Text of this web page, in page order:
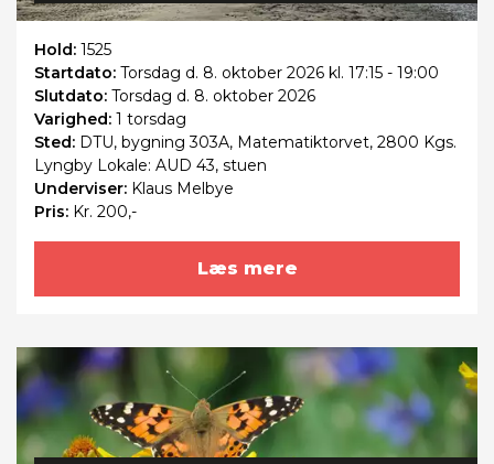
Hold: 1525
Startdato: Torsdag d. 8. oktober 2026 kl. 17:15 - 19:00
Slutdato: Torsdag d. 8. oktober 2026
Varighed: 1 torsdag
Sted: DTU, bygning 303A, Matematiktorvet, 2800 Kgs.
Lyngby Lokale: AUD 43, stuen
Underviser: Klaus Melbye
Pris: Kr. 200,-
Læs mere